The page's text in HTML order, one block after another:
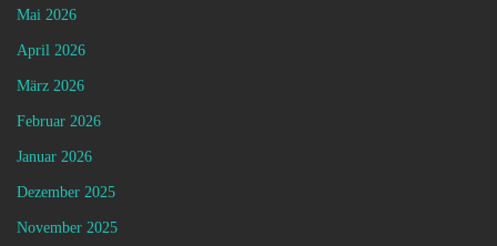
Mai 2026
April 2026
März 2026
Februar 2026
Januar 2026
Dezember 2025
November 2025